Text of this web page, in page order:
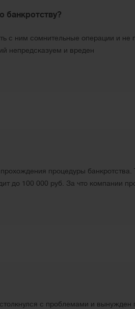
банкротству?
с ним сомнительные операции и не
непредсказуем и вреден
процедуры
до 100 000 руб. За что компании
с проблемами и вынужден